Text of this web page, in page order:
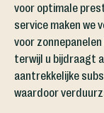
voor optimale
service maken we
voor
terwijl u bijdraagt
aantrekkelijke
waardoor